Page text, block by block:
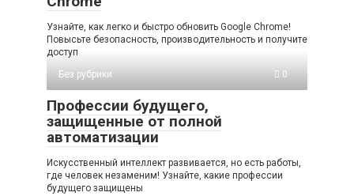
Узнайте, как легко и быстро обновить Google Chrome!
Повысьте безопасность, производительность и получите
доступ
Без рубрики
0
Профессии будущего,
защищенные от полной
автоматизации
Искусственный интеллект развивается, но есть работы,
где человек незаменим! Узнайте, какие профессии
будущего защищены